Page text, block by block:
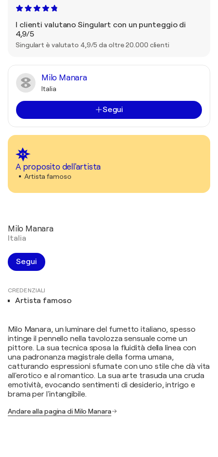
I clienti valutano Singulart con un punteggio di
4,9/5
Singulart è valutato 4,9/5 da oltre 20.000 clienti
Milo Manara
Italia
Segui
A proposito dell'artista
Artista famoso
Milo Manara
Italia
Segui
CREDENZIALI
Artista famoso
Milo Manara, un luminare del fumetto italiano, spesso
intinge il pennello nella tavolozza sensuale come un
pittore. La sua tecnica sposa la fluidità della linea con
una padronanza magistrale della forma umana,
catturando espressioni sfumate con uno stile che dà vita
all'erotico e al romantico. La sua arte trasuda una cruda
emotività, evocando sentimenti di desiderio, intrigo e
brama per l'intangibile.
Andare alla pagina di Milo Manara